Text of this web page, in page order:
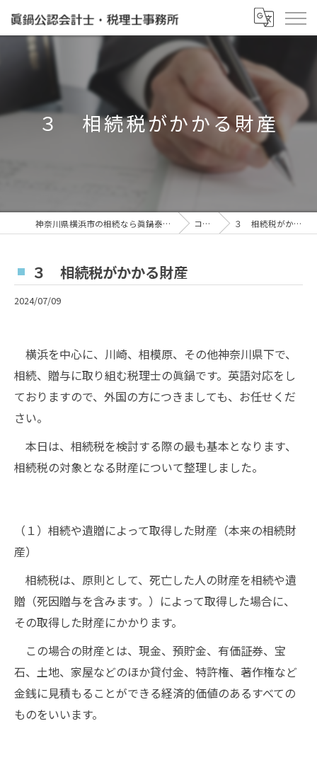
３ 相続税がかかる財産
神奈川県横浜市の相続なら眞鍋泰治税理士事務所 コラム ３ 相続税がかかる財産
３ 相続税がかかる財産
2024/07/09
横浜を中心に、川崎、相模原、その他神奈川県下で、
相続、贈与に取り組む税理士の眞鍋です。英語対応をし
ておりますので、外国の方につきましても、お任せくだ
さい。
本日は、相続税を検討する際の最も基本となります、
相続税の対象となる財産について整理しました。
（１）相続や遺贈によって取得した財産（本来の相続財
産）
相続税は、原則として、死亡した人の財産を相続や遺
贈（死因贈与を含みます。）によって取得した場合に、
その取得した財産にかかります。
この場合の財産とは、現金、預貯金、有価証券、宝
石、土地、家屋などのほか貸付金、特許権、著作権など
金銭に見積もることができる経済的価値のあるすべての
ものをいいます。